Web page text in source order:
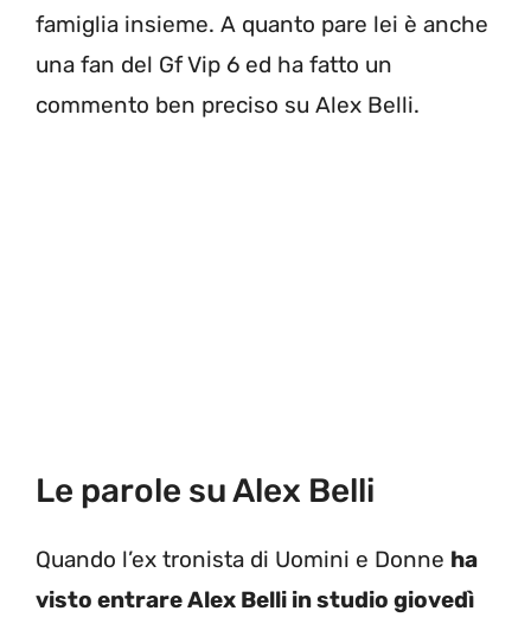
famiglia insieme. A quanto pare lei è anche
una fan del Gf Vip 6 ed ha fatto un
commento ben preciso su Alex Belli.
Le parole su Alex Belli
Quando l’ex tronista di Uomini e Donne ha
visto entrare Alex Belli in studio giovedì